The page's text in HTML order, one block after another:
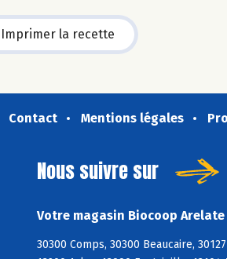
Imprimer la recette
Contact Mentions légales
Nous suivre sur
Votre magasin Biocoop Arelate
30300 Comps, 30300 Beaucaire,